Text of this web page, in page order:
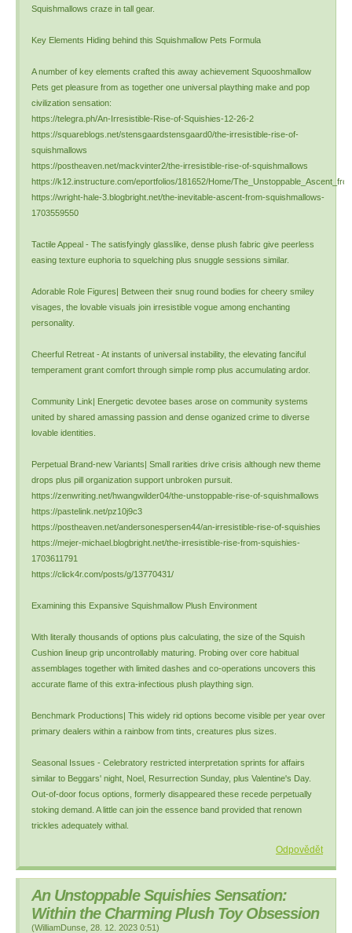
Squishmallows craze in tall gear.
Key Elements Hiding behind this Squishmallow Pets Formula
A number of key elements crafted this away achievement Squooshmallow
Pets get pleasure from as together one universal plaything make and pop
civilization sensation:
https://telegra.ph/An-Irresistible-Rise-of-Squishies-12-26-2
https://squareblogs.net/stensgaardstensgaard0/the-irresistible-rise-of-
squishmallows
https://postheaven.net/mackvinter2/the-irresistible-rise-of-squishmallows
https://k12.instructure.com/eportfolios/181652/Home/
https://wright-hale-3.blogbright.net/the-inevitable-ascent-from-squishmallows-
1703559550
Tactile Appeal - The satisfyingly glasslike, dense plush fabric give peerless
easing texture euphoria to squelching plus snuggle sessions similar.
Adorable Role Figures| Between their snug round bodies for cheery smiley
visages, the lovable visuals join irresistible vogue among enchanting
personality.
Cheerful Retreat - At instants of universal instability, the elevating fanciful
temperament grant comfort through simple romp plus accumulating ardor.
Community Link| Energetic devotee bases arose on community systems
united by shared amassing passion and dense oganized crime to diverse
lovable identities.
Perpetual Brand-new Variants| Small rarities drive crisis although new theme
drops plus pill organization support unbroken pursuit.
https://zenwriting.net/hwangwilder04/the-unstoppable-rise-of-squishmallows
https://pastelink.net/pz10j9c3
https://postheaven.net/andersonespersen44/an-irresistible-rise-of-squishies
https://mejer-michael.blogbright.net/the-irresistible-rise-from-squishies-
1703611791
https://click4r.com/posts/g/13770431/
Examining this Expansive Squishmallow Plush Environment
With literally thousands of options plus calculating, the size of the Squish
Cushion lineup grip uncontrollably maturing. Probing over core habitual
assemblages together with limited dashes and co-operations uncovers this
accurate flame of this extra-infectious plush plaything sign.
Benchmark Productions| This widely rid options become visible per year over
primary dealers within a rainbow from tints, creatures plus sizes.
Seasonal Issues - Celebratory restricted interpretation sprints for affairs
similar to Beggars' night, Noel, Resurrection Sunday, plus Valentine's Day.
Out-of-door focus options, formerly disappeared these recede perpetually
stoking demand. A little can join the essence band provided that renown
trickles adequately withal.
Odpovědět
An Unstoppable Squishies Sensation:
Within the Charming Plush Toy Obsession
(WilliamDunse 28. 12. 2023 0:51)